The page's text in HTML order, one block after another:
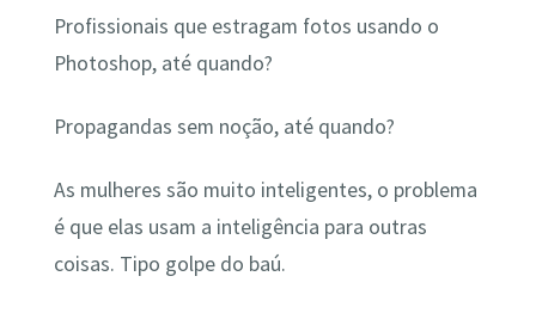
Profissionais que estragam fotos usando o
Photoshop, até quando?
Propagandas sem noção, até quando?
As mulheres são muito inteligentes, o problema
é que elas usam a inteligência para outras
coisas. Tipo golpe do baú.